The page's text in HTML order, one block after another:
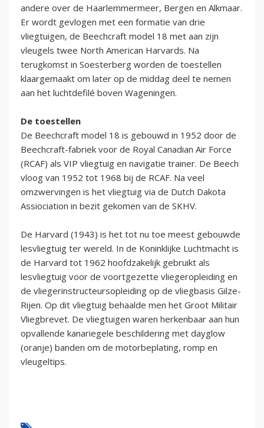
andere over de Haarlemmermeer, Bergen en Alkmaar.
Er wordt gevlogen met een formatie van drie
vliegtuigen, de Beechcraft model 18 met aan zijn
vleugels twee North American Harvards. Na
terugkomst in Soesterberg worden de toestellen
klaargemaakt om later op de middag deel te nemen
aan het luchtdefilé boven Wageningen.
De toestellen
De Beechcraft model 18 is gebouwd in 1952 door de
Beechcraft-fabriek voor de Royal Canadian Air Force
(RCAF) als VIP vliegtuig en navigatie trainer. De Beech
vloog van 1952 tot 1968 bij de RCAF. Na veel
omzwervingen is het vliegtuig via de Dutch Dakota
Assiociation in bezit gekomen van de SKHV.
De Harvard (1943) is het tot nu toe meest gebouwde
lesvliegtuig ter wereld. In de Koninklijke Luchtmacht is
de Harvard tot 1962 hoofdzakelijk gebruikt als
lesvliegtuig voor de voortgezette vliegeropleiding en
de vliegerinstructeursopleiding op de vliegbasis Gilze-
Rijen. Op dit vliegtuig behaalde men het Groot Militair
Vliegbrevet. De vliegtuigen waren herkenbaar aan hun
opvallende kanariegele beschildering met dayglow
(oranje) banden om de motorbeplating, romp en
vleugeltips.